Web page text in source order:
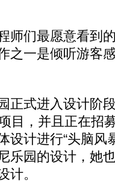
们最愿意看到的
之一是倾听游客
式进入设计阶
目，并且正在招
设计进行“头脑风
乐园的设计，她
计。